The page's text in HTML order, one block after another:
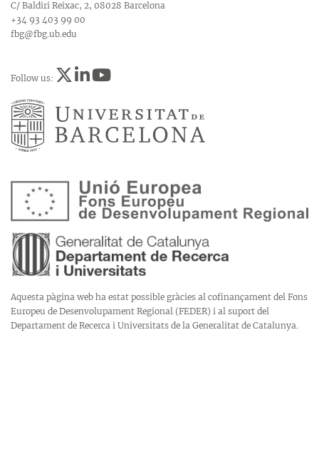
C/ Baldiri Reixac, 2, 08028 Barcelona
+34 93 403 99 00
fbg@fbg.ub.edu
Follow us:
Aquesta pàgina web ha estat possible gràcies al cofinançament del Fons
Europeu de Desenvolupament Regional (FEDER) i al suport del
Departament de Recerca i Universitats de la Generalitat de Catalunya.